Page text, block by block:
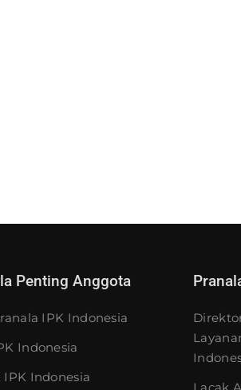
Penting Anggota
IPK Indonesia
Indonesia
IPK Indonesia